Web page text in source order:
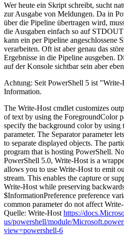
Wer heute ein Skript schreibt, sucht
zur Ausgabe von Meldungen. Da in
über die Pipeline übertragen wird,
die Ausgaben einfach so auf
kann ein per Pipeline angeschlossene
verarbeiten. Oft ist aber genau das
Ergebnisse in die Pipeline ausgeben.
auf der Konsole sichtbar sein aber
Achtung: Seit PowerShell 5 ist
Information.
The Write-Host cmdlet customizes
of text by using the ForegroundColor
specify the background color by using
parameter. The Separator parameter
to separate displayed objects. The
program that is hosting PowerShell.
PowerShell 5.0, Write-Host is a
allows you to use Write-Host to emit
stream. This enables the capture or
Write-Host while preserving
$InformationPreference preference
common parameter do not affect Write-
Quelle: Write-Host https://
us/powershell/module/
view=powershell-6